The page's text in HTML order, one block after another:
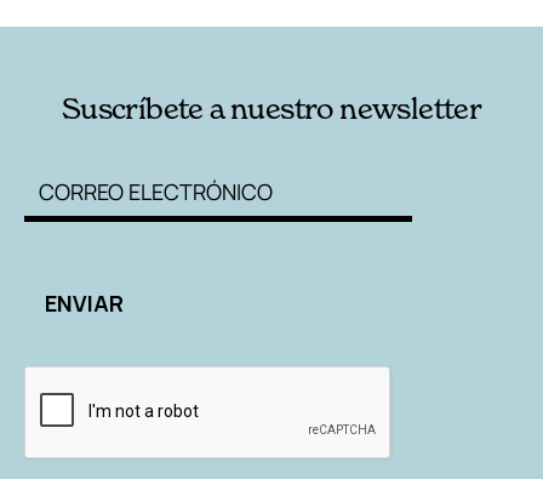
Suscríbete a nuestro newsletter